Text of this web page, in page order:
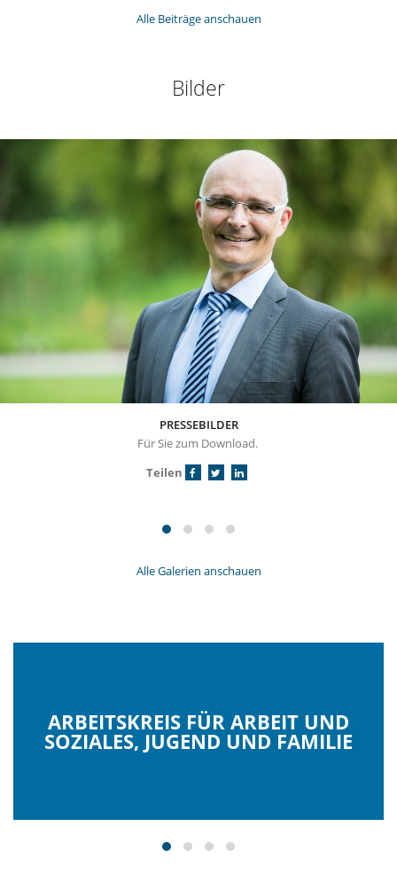
Alle Beiträge anschauen
Bilder
PRESSEBILDER
Für Sie zum Download.
Teilen
Alle Galerien anschauen
ARBEITSKREIS FÜR ARBEIT UND
SOZIALES, JUGEND UND FAMILIE